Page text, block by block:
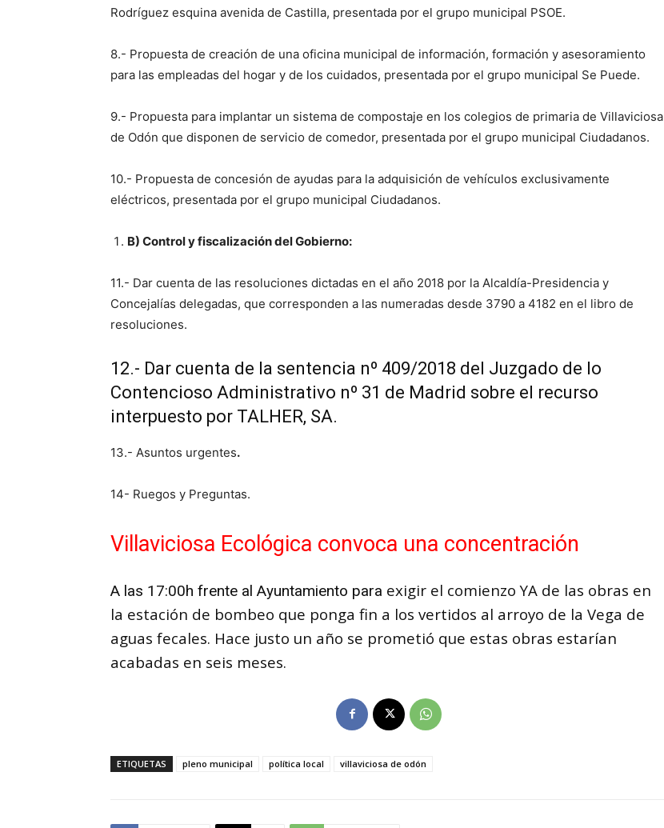
Rodríguez esquina avenida de Castilla, presentada por el grupo municipal PSOE.
8.- Propuesta de creación de una oficina municipal de información, formación y asesoramiento
para las empleadas del hogar y de los cuidados, presentada por el grupo municipal Se Puede.
9.- Propuesta para implantar un sistema de compostaje en los colegios de primaria de Villaviciosa
de Odón que disponen de servicio de comedor, presentada por el grupo municipal Ciudadanos.
10.- Propuesta de concesión de ayudas para la adquisición de vehículos exclusivamente
eléctricos, presentada por el grupo municipal Ciudadanos.
B) Control y fiscalización del Gobierno:
11.- Dar cuenta de las resoluciones dictadas en el año 2018 por la Alcaldía-Presidencia y
Concejalías delegadas, que corresponden a las numeradas desde 3790 a 4182 en el libro de
resoluciones.
12.- Dar cuenta de la sentencia nº 409/2018 del Juzgado de lo
Contencioso Administrativo nº 31 de Madrid sobre el recurso
interpuesto por TALHER, SA.
13.- Asuntos urgentes.
14- Ruegos y Preguntas.
Villaviciosa Ecológica convoca una concentración
A las 17:00h frente al Ayuntamiento para exigir el comienzo YA de las obras en
la estación de bombeo que ponga fin a los vertidos al arroyo de la Vega de
aguas fecales. Hace justo un año se prometió que estas obras estarían
acabadas en seis meses.
ETIQUETAS pleno municipal política local villaviciosa de odón